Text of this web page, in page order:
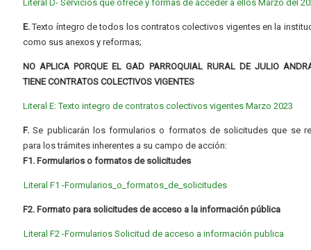
Literal D- Servicios que ofrece y formas de acceder a ellos Marzo del
E.Texto íntegro de todos los contratos colectivos vigentes en la
como sus anexos y reformas;
NO APLICA PORQUE EL GAD PARROQUIAL RURAL DE JULIO
TIENE CONTRATOS COLECTIVOS VIGENTES
Literal E: Texto integro de contratos colectivos vigentes Marzo 2023
F. Se publicarán los formularios o formatos de solicitudes que se
para los trámites inherentes a su campo de acción:
F1. Formularios o formatos de solicitudes
Literal F1 -Formularios_o_formatos_de_solicitudes
F2. Formato para solicitudes de acceso a la información pública
Literal F2 -Formularios Solicitud de acceso a información publica